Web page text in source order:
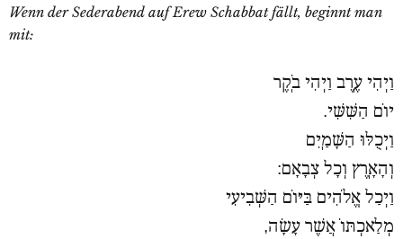
Wenn der Sederabend auf Erew Schabbat fällt, beginnt man
mit:
וַיְהִי עֶֽרֶב וַיְהִי בֹֽקֶר
יוֹם הַשִּׁשִּׁי.
וַיְכֻלּוּ הַשָּׁמַֽיִם
וְהָאָֽרֶץ וְכָל צְבָאָם:
וַיְכַל אֱלֹהִים בַּיּוֹם הַשְּׁבִיעִי
מְלַאכְתּוֹ אֲשֶׁר עָשָׂה,